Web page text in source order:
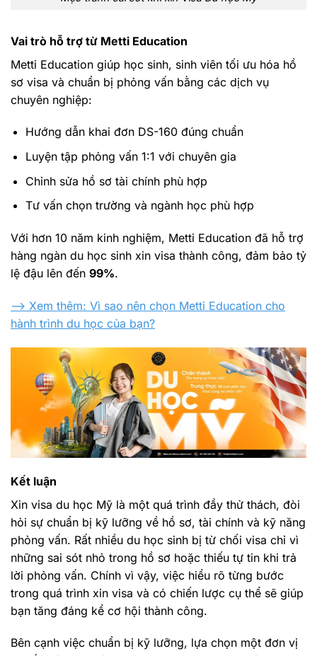
Vai trò hỗ trợ từ Metti Education
Metti Education giúp học sinh, sinh viên tối ưu hóa hồ
sơ visa và chuẩn bị phỏng vấn bằng các dịch vụ
chuyên nghiệp:
Hướng dẫn khai đơn DS-160 đúng chuẩn
Luyện tập phỏng vấn 1:1 với chuyên gia
Chỉnh sửa hồ sơ tài chính phù hợp
Tư vấn chọn trường và ngành học phù hợp
Với hơn 10 năm kinh nghiệm, Metti Education đã hỗ trợ
hàng ngàn du học sinh xin visa thành công, đảm bảo tỷ
lệ đậu lên đến 99%.
--> Xem thêm: Vì sao nên chọn Metti Education cho
hành trình du học của bạn?
Kết luận
Xin visa du học Mỹ là một quá trình đầy thử thách, đòi
hỏi sự chuẩn bị kỹ lưỡng về hồ sơ, tài chính và kỹ năng
phỏng vấn. Rất nhiều du học sinh bị từ chối visa chỉ vì
những sai sót nhỏ trong hồ sơ hoặc thiếu tự tin khi trả
lời phỏng vấn. Chính vì vậy, việc hiểu rõ từng bước
trong quá trình xin visa và có chiến lược cụ thể sẽ giúp
bạn tăng đáng kể cơ hội thành công.
Bên cạnh việc chuẩn bị kỹ lưỡng, lựa chọn một đơn vị